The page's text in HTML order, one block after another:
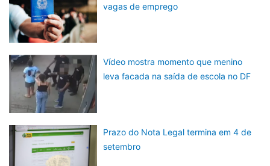
vagas de emprego
Vídeo mostra momento que menino
leva facada na saída de escola no DF
Prazo do Nota Legal termina em 4 de
setembro